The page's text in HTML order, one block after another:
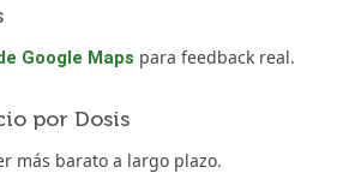
Google Maps para feedback real.
por Dosis
más barato a largo plazo.